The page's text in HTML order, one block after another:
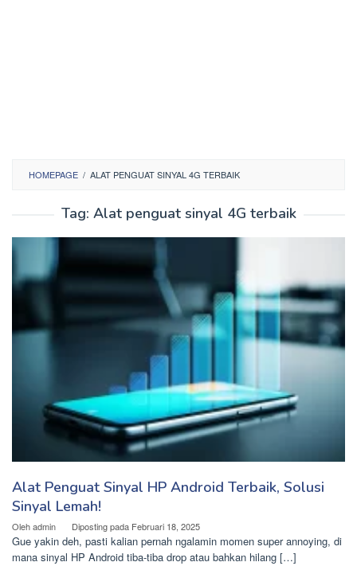
HOMEPAGE / ALAT PENGUAT SINYAL 4G TERBAIK
Tag: Alat penguat sinyal 4G terbaik
Alat Penguat Sinyal HP Android Terbaik, Solusi
Sinyal Lemah!
Olehadmin Diposting pada Februari 18, 2025
Gue yakin deh, pasti kalian pernah ngalamin momen super annoying, di
mana sinyal HP Android tiba-tiba drop atau bahkan hilang […]